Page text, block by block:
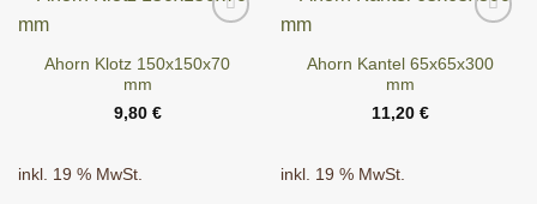
Ahorn Klotz 150x150x70
mm
9,80 €
inkl. 19 % MwSt.
Ahorn Kantel 65x65x300
mm
11,20 €
inkl. 19 % MwSt.